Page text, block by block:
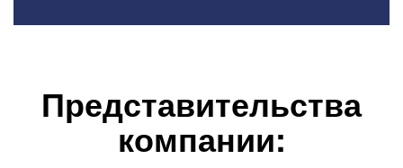
Представительства
компании: